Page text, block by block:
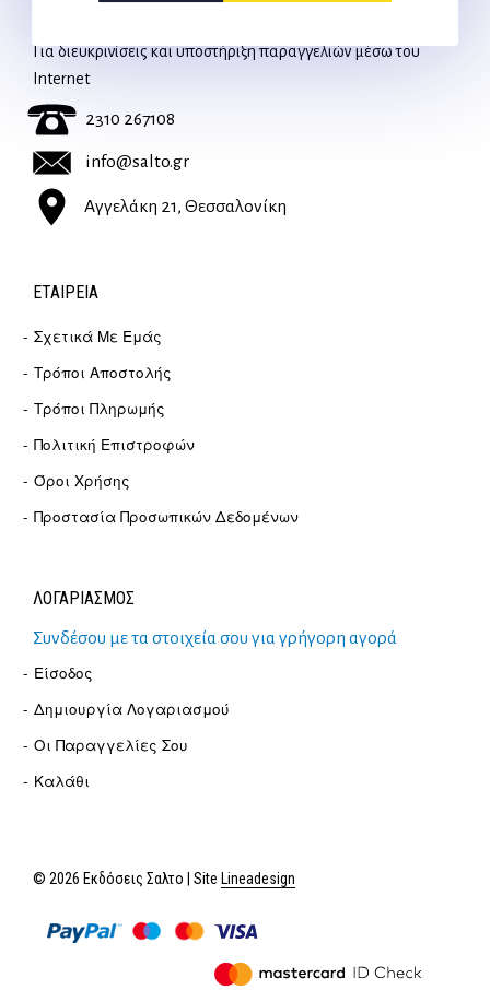
ΕΠΙΚΟΙΝΩΝΊΑ
Για διευκρινίσεις και υποστήριξη παραγγελιών μέσω του
Internet
2310 267108
info@salto.gr
Αγγελάκη 21, Θεσσαλονίκη
ΕΤΑΙΡΕΊΑ
Σχετικά Με Εμάς
Τρόποι Αποστολής
Τρόποι Πληρωμής
Πολιτική Επιστροφών
Όροι Χρήσης
Προστασία Προσωπικών Δεδομένων
ΛΟΓΑΡΙΑΣΜΟΣ
Συνδέσου με τα στοιχεία σου για γρήγορη αγορά
Είσοδος
Δημιουργία Λογαριασμού
Οι Παραγγελίες Σου
Καλάθι
© 2026 Εκδόσεις Σαλτο | Site Lineadesign